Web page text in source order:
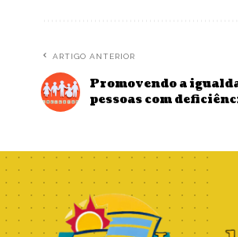
ARTIGO ANTERIOR
Promovendo a
pessoas com